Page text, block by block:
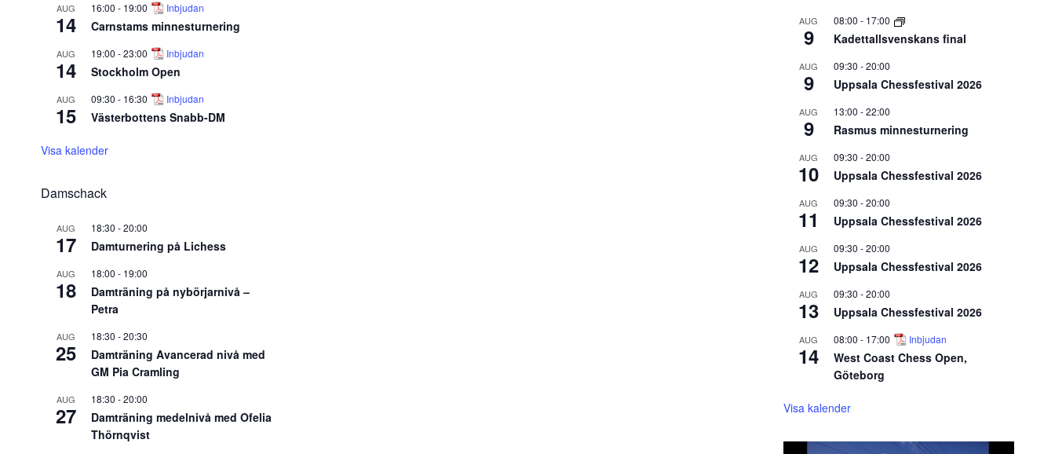
AUG
14
16:00 - 19:00 Inbjudan
Carnstams minnesturnering
AUG
14
19:00 -23:00 Inbjudan
Stockholm Open
AUG
15
09:30 - 16:30 Inbjudan
Västerbottens Snabb-DM
Visa kalender
Damschack
AUG
17
18:30 -20:00
Damturnering på Lichess
AUG
18
18:00 - 19:00
Damträning på nybörjarnivå –
Petra
AUG
25
18:30 -20:30
Damträning Avancerad nivå med
GM Pia Cramling
AUG
27
18:30 -20:00
Damträning medelnivå med Ofelia
Thörnqvist
AUG
9
08:00 - 17:00
Kadettallsvenskans final
AUG
9
09:30 -20:00
Uppsala Chessfestival 2026
AUG
9
13:00 -22:00
Rasmus minnesturnering
AUG
10
09:30 -20:00
Uppsala Chessfestival 2026
AUG
11
09:30 -20:00
Uppsala Chessfestival 2026
AUG
12
09:30 -20:00
Uppsala Chessfestival 2026
AUG
13
09:30 -20:00
Uppsala Chessfestival 2026
AUG
14
08:00 - 17:00 Inbjudan
West Coast Chess Open,
Göteborg
Visa kalender